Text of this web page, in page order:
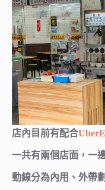
店內目前有配合
一共有兩個店面，一
動線分為內用、外帶